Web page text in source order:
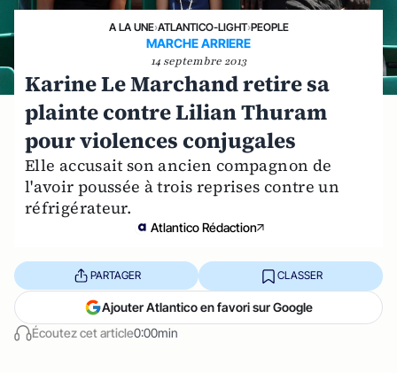
A LA UNE›ATLANTICO-LIGHT›PEOPLE
MARCHE ARRIERE
14 septembre 2013
Karine Le Marchand retire sa
plainte contre Lilian Thuram
pour violences conjugales
Elle accusait son ancien compagnon de
l'avoir poussée à trois reprises contre un
réfrigérateur.
Atlantico Rédaction
Écoutez cet article0:00min
PARTAGER CLASSER
Ajouter Atlantico en favori sur Google